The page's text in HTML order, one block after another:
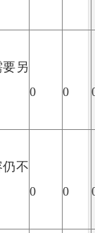
另
0 0
仍不
0 0